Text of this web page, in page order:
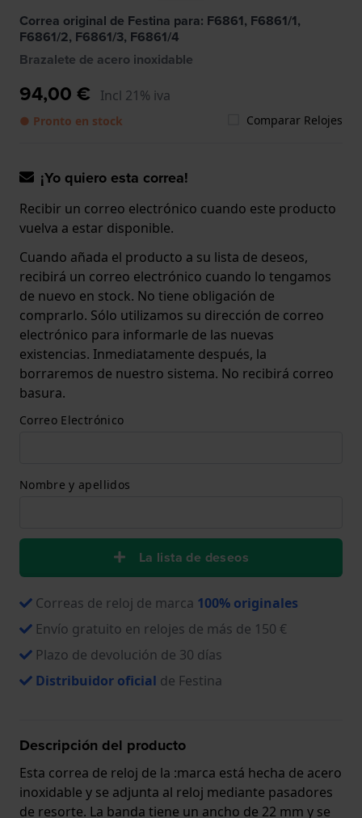
Correa original de Festina para: F6861, F6861/1,
F6861/2, F6861/3, F6861/4
Brazalete de acero inoxidable
94,00 € Incl 21% iva
● Pronto en stock Comparar Relojes
¡Yo quiero esta correa!
Recibir un correo electrónico cuando este producto
vuelva a estar disponible.
Cuando añada el producto a su lista de deseos,
recibirá un correo electrónico cuando lo tengamos
de nuevo en stock. No tiene obligación de
comprarlo. Sólo utilizamos su dirección de correo
electrónico para informarle de las nuevas
existencias. Inmediatamente después, la
borraremos de nuestro sistema. No recibirá correo
basura.
Correo Electrónico
Nombre y apellidos
La lista de deseos
Correas de reloj de marca 100% originales
Envío gratuito en relojes de más de 150 €
Plazo de devolución de 30 días
Distribuidor oficial de Festina
Descripción del producto
Esta correa de reloj de la :marca está hecha de acero
inoxidable y se adjunta al reloj mediante pasadores
de resorte. La banda tiene un ancho de 22 mm y se